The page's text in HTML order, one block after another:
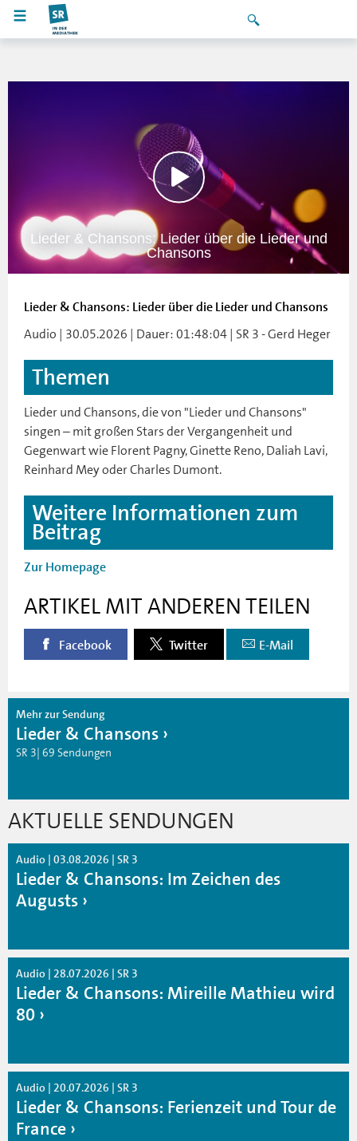
Lieder & Chansons: Lieder über die Lieder und
Chansons
Lieder & Chansons: Lieder über die Lieder und Chansons
Audio | 30.05.2026 | Dauer: 01:48:04 | SR 3 - Gerd Heger
Themen
Lieder und Chansons, die von "Lieder und Chansons"
singen – mit großen Stars der Vergangenheit und
Gegenwart wie Florent Pagny, Ginette Reno, Daliah Lavi,
Reinhard Mey oder Charles Dumont.
Weitere Informationen zum
Beitrag
Zur Homepage
ARTIKEL MIT ANDEREN TEILEN
Facebook Twitter E-Mail
Mehr zur Sendung
Lieder & Chansons
SR 3| 69 Sendungen
AKTUELLE SENDUNGEN
Audio | 03.08.2026 | SR 3
Lieder & Chansons: Im Zeichen des
Augusts
Audio | 28.07.2026 | SR 3
Lieder & Chansons: Mireille Mathieu wird
80
Audio | 20.07.2026 | SR 3
Lieder & Chansons: Ferienzeit und Tour de
France